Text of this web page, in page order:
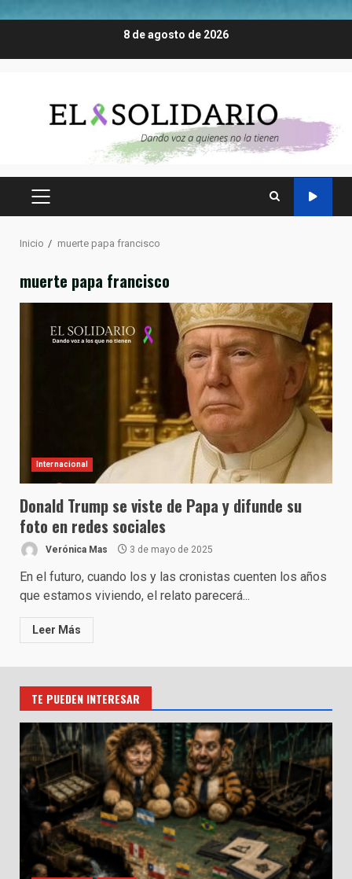
8 de agosto de 2026
MENÚ
Inicio muerte papa francisco
muerte papa francisco
Internacional
Donald Trump se viste de Papa y difunde su
foto en redes sociales
Verónica Mas 3 de mayo de 2025
En el futuro, cuando los y las cronistas cuenten los años
que estamos viviendo, el relato parecerá...
Leer Más
TE PUEDEN INTERESAR